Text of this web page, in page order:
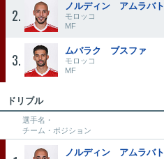
2
ノルディン アムラバト
モロッコ
MF
3
ムバラク ブスファ
モロッコ
MF
ドリブル
選手名・
チーム・ポジション
ノルディン アムラバト